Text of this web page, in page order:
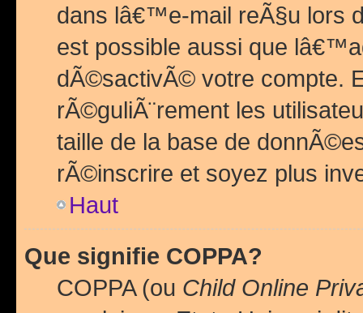
dans lâ€™e-mail reÃ§u lors
est possible aussi que
dÃ©sactivÃ© votre compte.
rÃ©guliÃ¨rement les
taille de la base de
rÃ©inscrire et soyez plus
Haut
Que signifie COPPA?
COPPA (ou Child Online